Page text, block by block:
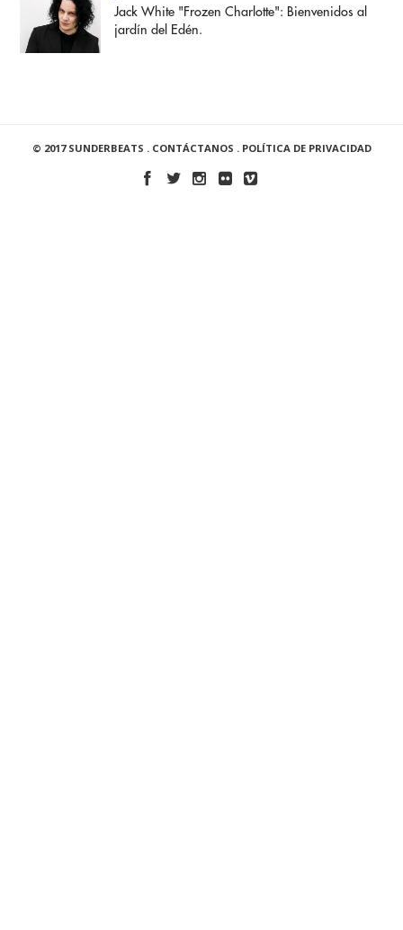
Jack White "Frozen Charlotte": Bienvenidos al
jardín del Edén.
© 2017 SUNDERBEATS . CONTÁCTANOS . POLÍTICA DE PRIVACIDAD